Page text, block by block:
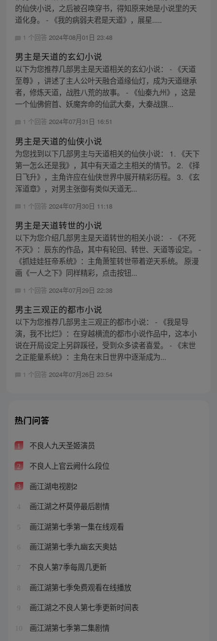
的仙侠小说，之后被召唤穿书，得知原来她是小说里的天
道化身。 - 《我的病弱夫君是天道》，展星.....
1 个回答 2024年08月01日 23:48
男主是天道的玄幻小说
以下为您推荐几部男主是天道相关的玄幻小说： - 《天道
至尊》，讲述了主人公叶天融合道缘仙灯，成为天道继承
者，修炼天道，战胜八荒的故事。 - 《仙秦九州》，这是
一个仙佛俯首、妖魔奔命的仙武大秦，大秦战旗...
1 个回答 2024年07月31日 16:51
男主是天道的仙侠小说
为您找到以下几部男主与天道相关的仙侠小说： 1. 《天下
第一怎么还是我》，其中有天道之主相关的情节。 2. 《择
日飞升》，主角许应在仙侠世界中展开精彩历程。 3. 《玄
浑道章》，对男主张御有类似天道无...
1 个回答 2024年07月30日 11:18
男主是天道转世的小说
以下为您介绍几部男主是天道转世的相关小说： - 《不死
不灭》：辰东的作品，其中有轮回、转世、天道等设定。 -
《抓娃娃狂帝系统》：主角萧笙转世带着逆天系统。 原漫
画《一人之下》同样精彩，点击按钮...
1 个回答 2024年07月29日 22:38
男主三观正的都市小说
以下为您推荐几部男主三观正的都市小说： - 《我是导
演，我不比烂》：在穿越横流的都市小说作品中，这本小
说在开局设定上另辟蹊径，受到众多读者喜爱。 - 《末世
之正能量系统》：主角在末日世界中逐渐成为...
1 个回答 2024年07月26日 23:54
热门问答
1 不良人九天圣姬演员
2 不良人上官云阙什么段位
3 画江湖电视剧2
4 画江湖之杯莫停最后剧情
5 画江湖第七季第一集在线观看
6 画江湖第七季九幽玄天奥姑
7 不良人第7季每周几更新
8 画江湖第七季免费观看在线播放
9 画江湖之不良人第七季更新时间表
10 画江湖第七季第二集剧情